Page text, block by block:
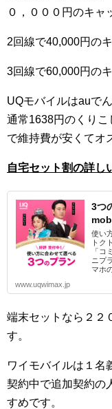
０，０００円のキャ
2回線で40,000円の
3回線で60,000円の
UQモバイルはauで
通常1638円のくり
で維持費が安くてオ
自宅セット割の詳し
3つ
使い
トク
「コ
ニプ
マホ
www.uqwimax.jp
端末セットなら２２
す。
ワイモバイルは１名
契約中で追加契約の
すめです。